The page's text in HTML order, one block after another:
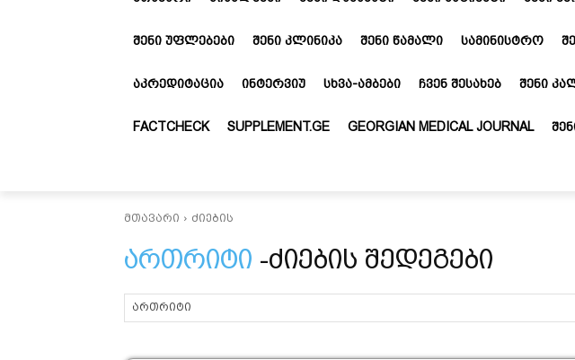
ᲨᲔᲜᲘ ᲣᲤᲚᲔᲑᲔᲑᲘ ᲨᲔᲜᲘ ᲙᲚᲘᲜᲘᲙᲐ ᲨᲔᲜᲘ ᲬᲐᲛᲐᲚᲘ ᲡᲐᲛᲘᲜᲘᲡᲢᲠᲝ
ᲐᲙᲠᲔᲓᲘᲢᲐᲪᲘᲐ ᲘᲜᲢᲔᲠᲕᲘᲣ ᲡᲮᲕᲐ-ᲐᲛᲑᲔᲑᲘ ᲩᲕᲔᲜ ᲨᲔᲡᲐᲮᲔᲑ ᲨᲔᲜᲘ
FACTCHECK SUPPLEMENT.GE GEORGIAN MEDICAL JOURNAL
მთავარი ძიების
ართრიტი -ძიების შედეგები